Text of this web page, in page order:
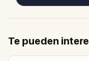
Te pueden